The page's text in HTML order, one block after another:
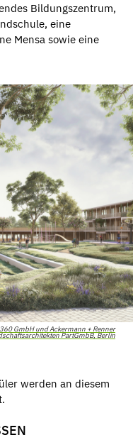
Bildungszentrum,
eine
Mensa sowie eine
GmbH und Ackermann + Renner
PartGmbB, Berlin
werden an diesem